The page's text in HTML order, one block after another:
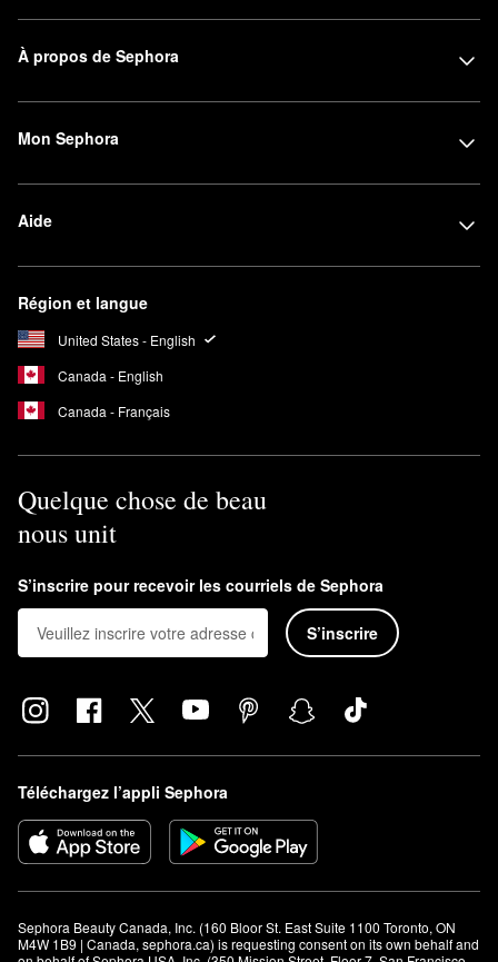
À propos de Sephora
Mon Sephora
Aide
Région et langue
United States - English
Canada - English
Canada - Français
Quelque chose de beau
nous unit
S’inscrire pour recevoir les courriels de Sephora
S’inscrire
Téléchargez l’appli Sephora
Sephora Beauty Canada, Inc. (160 Bloor St. East Suite 1100 Toronto, ON
M4W 1B9 | Canada, sephora.ca) is requesting consent on its own behalf and